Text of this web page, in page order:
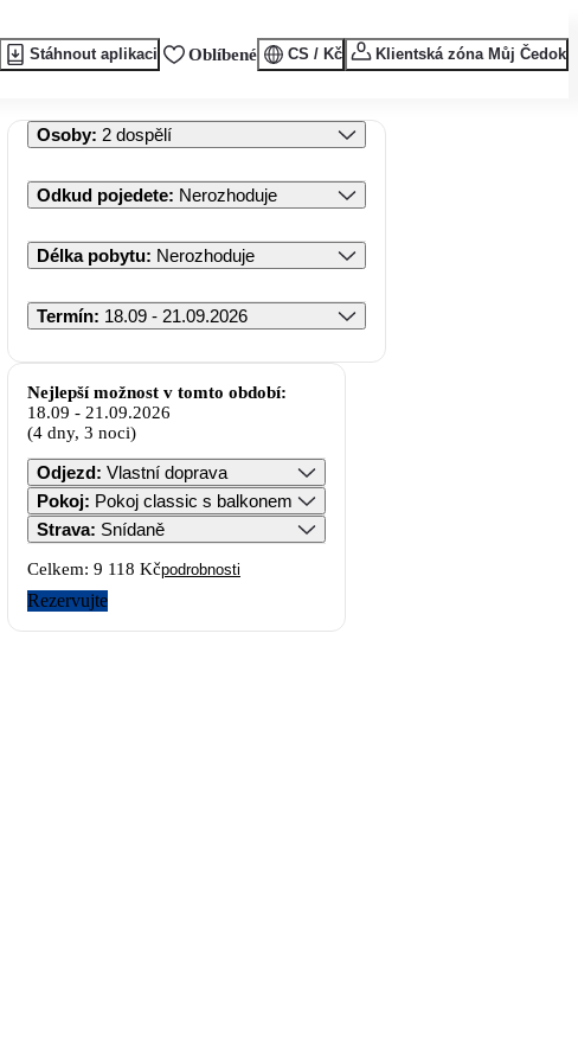
Stáhnout aplikaci Oblíbené CS / Kč Klientská zóna Můj Čedok
Osoby: 2 dospělí
Odkud pojedete: Nerozhoduje
Délka pobytu: Nerozhoduje
Termín: 18.09 - 21.09.2026
Nejlepší možnost v tomto období:
18.09 - 21.09.2026
(4 dny, 3 noci)
Odjezd: Vlastní doprava
Pokoj:
Pokoj classic s balkonem
Strava: Snídaně
Celkem: 9 118 Kčpodrobnosti
Rezervujte